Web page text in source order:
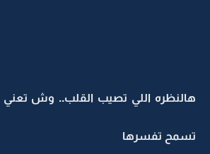
هالنظره اللي تصيب القلب.. وش تعني ***
تسمح تفسرها